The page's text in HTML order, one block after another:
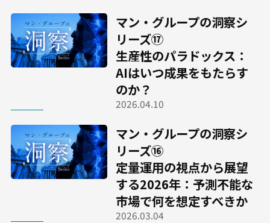
マン・グループの洞察シ
リーズ⑰
生産性のパラドックス：
AIはいつ成果をもたらす
のか？
2026.04.10
マン・グループの洞察シ
リーズ⑯
定量運用の視点から展望
する2026年：予測不能な
市場で何を想定すべきか
2026.03.04